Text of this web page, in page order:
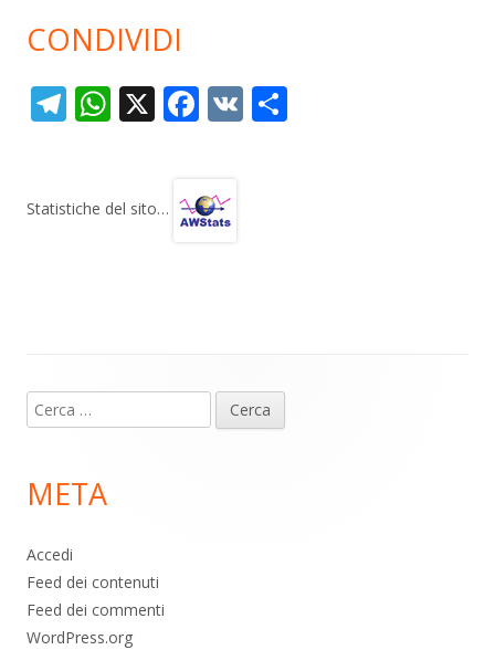
CONDIVIDI
T
gr
W
s
X F
b
V
Statistiche del sito…
piè
pagina
Ricerca
per:
META
Accedi
Feed dei contenuti
Feed dei commenti
WordPress.org